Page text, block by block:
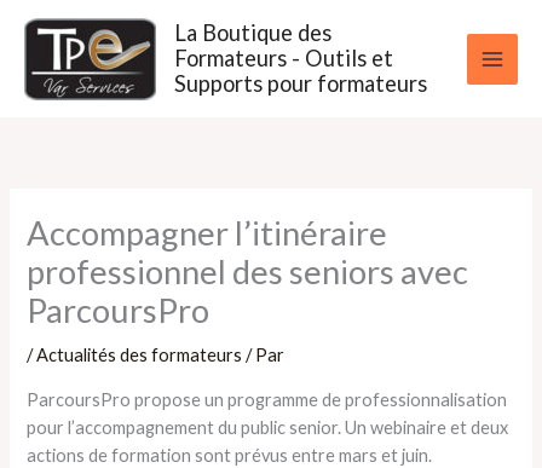
contenu
La Boutique des
Formateurs - Outils et
Supports pour formateurs
Accompagner l’itinéraire
professionnel des seniors avec
ParcoursPro
/Actualités des formateurs / Par
ParcoursPro propose un programme de professionnalisation
pour l’accompagnement du public senior. Un webinaire et deux
actions de formation sont prévus entre mars et juin.